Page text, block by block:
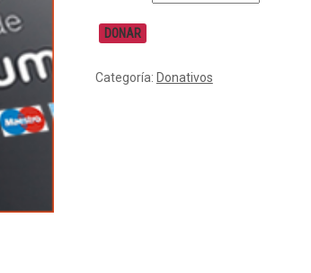
Donativos
DONAR
Categoría: Donativos